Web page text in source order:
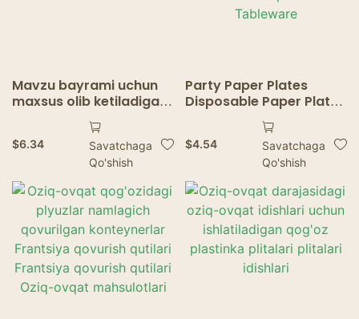
Mavzu bayrami uchun
maxsus olib ketiladigan
qadoqlash materiallari
bir martalik dasturxon
$6.34
Savatchaga
Qo'shish
Party Paper Plates
Disposable Paper Plate
Trays Birthday Wedding
Party Tableware Baby
Shower Disposable
$4.54
Savatchaga
Qo'shish